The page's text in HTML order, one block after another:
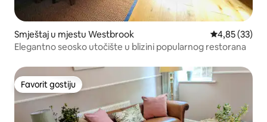
Smještaj u mjestu Westbrook prosječna
4,85 (33)
Elegantno seosko utočište u blizini popularnog restorana
Favorit gostiju
Favorit gostiju